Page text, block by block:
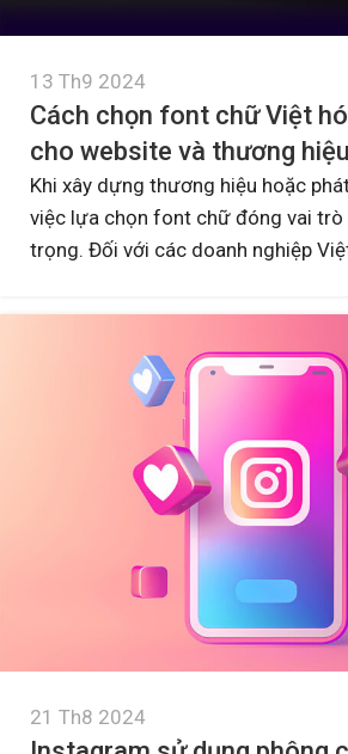
13 Th9 2024
Cách chọn font chữ Việt
cho website và thương hiệu
Khi xây dựng thương hiệu hoặc
việc lựa chọn font chữ đóng vai trò
trọng. Đối với các doanh nghiệp
21 Th8 2024